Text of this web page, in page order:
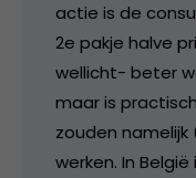
actie is de
2e pakje halve
wellicht- beter
maar is
zouden
werken. In